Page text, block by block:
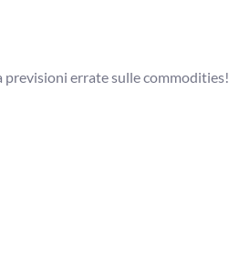
previsioni errate sulle commodities!